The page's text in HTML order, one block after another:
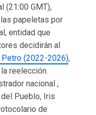
(21:00 GMT),
papeletas por
entidad que
decidirán al
(2022-2026),
reelección.
nacional ,
Pueblo, Iris
de